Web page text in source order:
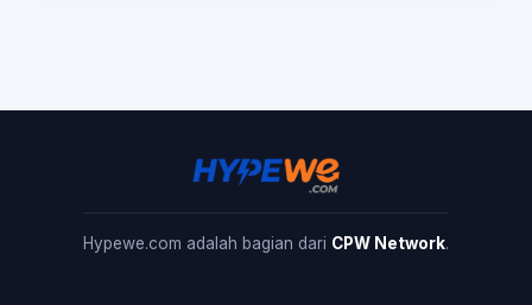
Hypewe.com adalah bagian dari CPW Network.